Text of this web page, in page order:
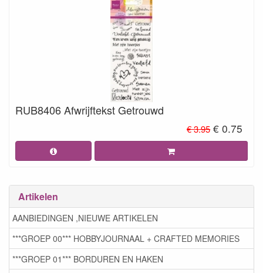
RUB8406 Afwrijftekst Getrouwd
€ 3.95 € 0.75
Artikelen
AANBIEDINGEN ,NIEUWE ARTIKELEN
***GROEP 00*** HOBBYJOURNAAL + CRAFTED MEMORIES
***GROEP 01*** BORDUREN EN HAKEN